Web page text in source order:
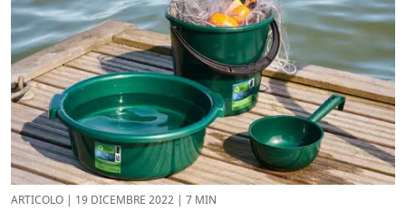
ARTICOLO | 19 DICEMBRE 2022 | 7 MIN